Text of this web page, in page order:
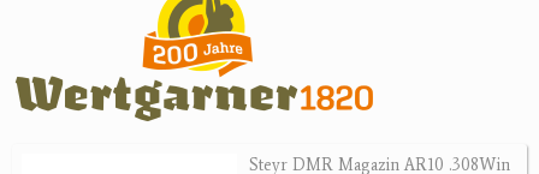
Kleinkalibergewehre
Repetiererbüchse
Luftdruckwaffen
Steyr DMR Magazin AR10 .308Win